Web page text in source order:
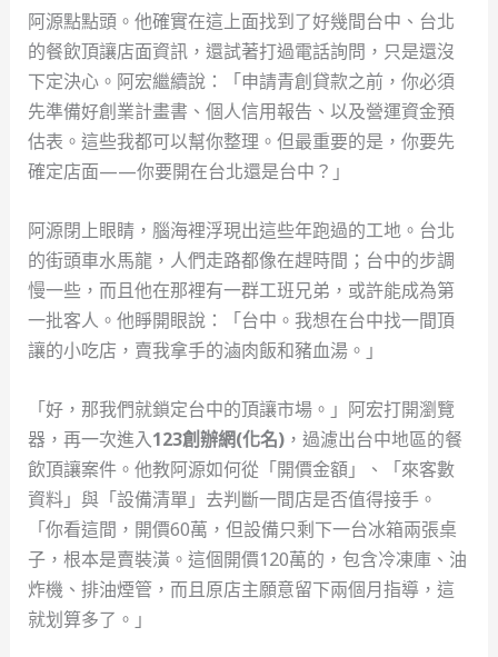
阿源點點頭。他確實在這上面找到了好幾間台中、台北
的餐飲頂讓店面資訊，還試著打過電話詢問，只是還沒
下定決心。阿宏繼續說：「申請青創貸款之前，你必須
先準備好創業計畫書、個人信用報告、以及營運資金預
估表。這些我都可以幫你整理。但最重要的是，你要先
確定店面——你要開在台北還是台中？」
阿源閉上眼睛，腦海裡浮現出這些年跑過的工地。台北
的街頭車水馬龍，人們走路都像在趕時間；台中的步調
慢一些，而且他在那裡有一群工班兄弟，或許能成為第
一批客人。他睜開眼說：「台中。我想在台中找一間頂
讓的小吃店，賣我拿手的滷肉飯和豬血湯。」
「好，那我們就鎖定台中的頂讓市場。」阿宏打開瀏覽
器，再一次進入123創辦網(化名)，過濾出台中地區的餐
飲頂讓案件。他教阿源如何從「開價金額」、「來客數
資料」與「設備清單」去判斷一間店是否值得接手。
「你看這間，開價60萬，但設備只剩下一台冰箱兩張桌
子，根本是賣裝潢。這個開價120萬的，包含冷凍庫、油
炸機、排油煙管，而且原店主願意留下兩個月指導，這
就划算多了。」